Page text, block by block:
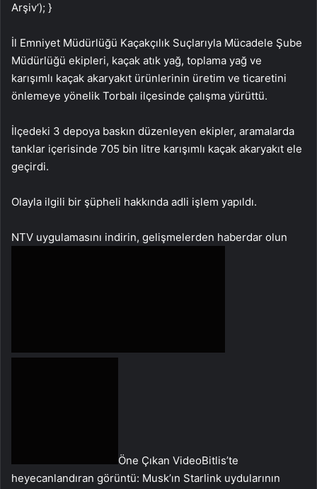
Arşiv‘); }
İl Emniyet Müdürlüğü Kaçakçılık Suçlarıyla Mücadele Şube
Müdürlüğü ekipleri, kaçak atık yağ, toplama yağ ve
karışımlı kaçak akaryakıt ürünlerinin üretim ve ticaretini
önlemeye yönelik Torbalı ilçesinde çalışma yürüttü.
İlçedeki 3 depoya baskın düzenleyen ekipler, aramalarda
tanklar içerisinde 705 bin litre karışımlı kaçak akaryakıt ele
geçirdi.
Olayla ilgili bir şüpheli hakkında adli işlem yapıldı.
NTV uygulamasını indirin, gelişmelerden haberdar olun
Öne Çıkan VideoBitlis’te
heyecanlandıran görüntü: Musk’ın Starlink uydularının